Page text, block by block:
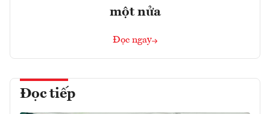
một nửa
Đọc ngay
Đọc tiếp